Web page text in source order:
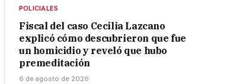
POLICIALES
Fiscal del caso Cecilia Lazcano
explicó cómo descubrieron que fue
un homicidio y reveló que hubo
premeditación
6 de agosto de 2026